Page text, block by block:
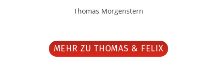
Thomas Morgenstern
MEHR ZU THOMAS & FELIX